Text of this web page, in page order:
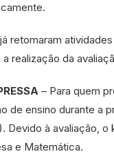
retomaram
realização da
– Para quem
de ensino durante a
Devido à avaliação,
e Matemática.